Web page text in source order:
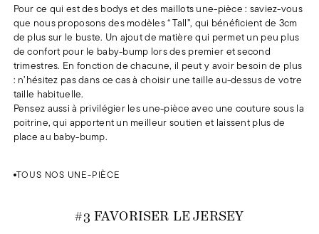
Pour ce qui est des bodys et des maillots une-pièce : saviez-vous
que nous proposons des modèles “Tall”, qui bénéficient de 3cm
de plus sur le buste. Un ajout de matière qui permet un peu plus
de confort pour le baby-bump lors des premier et second
trimestres. En fonction de chacune, il peut y avoir besoin de plus
: n’hésitez pas dans ce cas à choisir une taille au-dessus de votre
taille habituelle.
Pensez aussi à privilégier les une-pièce avec une couture sous la
poitrine, qui apportent un meilleur soutien et laissent plus de
place au baby-bump.
TOUS NOS UNE-PIÈCE
#3 FAVORISER LE JERSEY